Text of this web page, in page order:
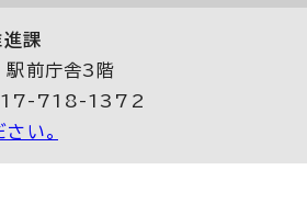
課
前庁舎3階
017-718-1372
い。